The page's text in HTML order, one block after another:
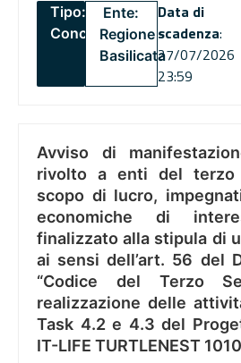
Tipo:
Concorsi
Ente:
Regione
Basilicata
Data di
scadenza:
27/07/2026
23:59
Avviso di
rivolto a enti del terzo
scopo di lucro,
economiche di
finalizzato alla stipula di
ai sensi dell’art. 56 del
“Codice del Terzo
realizzazione delle
Task 4.2 e 4.3 del
IT-LIFE TURTLENEST